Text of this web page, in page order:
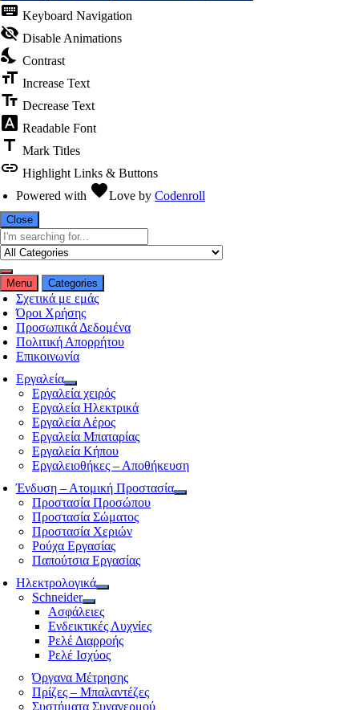
keyboard Keyboard Navigation
visibility_off Disable Animations
nights_stay Contrast
format_size Increase Text
text_fields Decrease Text
font_download Readable Font
title Mark Titles
link Highlight Links & Buttons
Powered with favoriteLove by Codenroll
Close
Menu Categories
Σχετικά με εμάς
Όροι Χρήσης
Προσωπικά Δεδομένα
Πολιτική Απορρήτου
Επικοινωνία
Εργαλεία
Εργαλεία χειρός
Εργαλεία Ηλεκτρικά
Εργαλεία Αέρος
Εργαλεία Μπαταρίας
Εργαλεία Κήπου
Εργαλειοθήκες – Αποθήκευση
Ένδυση – Ατομική Προστασία
Προστασία Προσώπου
Προστασία Σώματος
Προστασία Χεριών
Ρούχα Εργασίας
Παπούτσια Εργασίας
Ηλεκτρολογικά
Schneider
Ασφάλειες
Ενδεικτικές Λυχνίες
Ρελέ Διαρροής
Ρελέ Ισχύος
Όργανα Μέτρησης
Πρίζες – Μπαλαντέζες
Συστήματα Συναγερμού